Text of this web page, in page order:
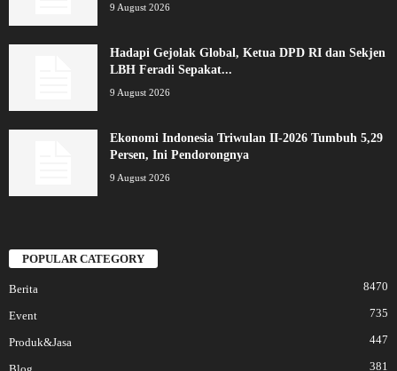
9 August 2026
Hadapi Gejolak Global, Ketua DPD RI dan Sekjen
LBH Feradi Sepakat...
9 August 2026
Ekonomi Indonesia Triwulan II-2026 Tumbuh 5,29
Persen, Ini Pendorongnya
9 August 2026
POPULAR CATEGORY
Berita 8470
Event 735
Produk&Jasa 447
381